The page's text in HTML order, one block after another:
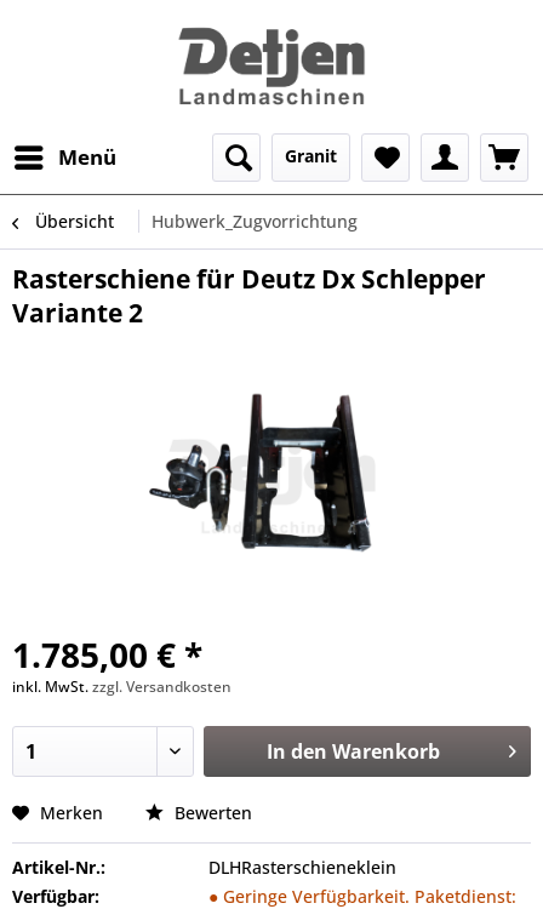
Menü Granit
Übersicht Hubwerk_Zugvorrichtung
Rasterschiene für Deutz Dx Schlepper
Variante 2
1.785,00 € *
inkl. MwSt.zzgl. Versandkosten
In den Warenkorb
Merken Bewerten
Artikel-Nr.:
DLHRasterschieneklein
Verfügbar:
● Geringe Verfügbarkeit. Paketdienst: